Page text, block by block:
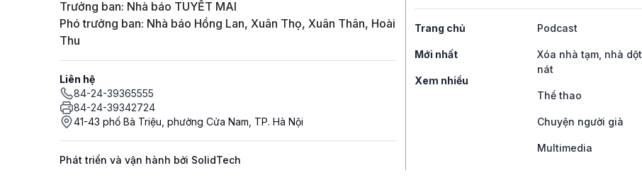
Trưởng ban: Nhà báo TUYẾT MAI
Phó trưởng ban: Nhà báo Hồng Lan, Xuân Thọ, Xuân Thân, Hoài
Thu
Liên hệ
84-24-39365555
84-24-39342724
41-43 phố Bà Triệu, phường Cửa Nam, TP. Hà Nội
Phát triển và vận hành bởi SolidTech
Trang chủ
Mới nhất
Xem nhiều
Podcast
Xóa nhà tạm, nhà dột
nát
Thể thao
Chuyện người già
Multimedia